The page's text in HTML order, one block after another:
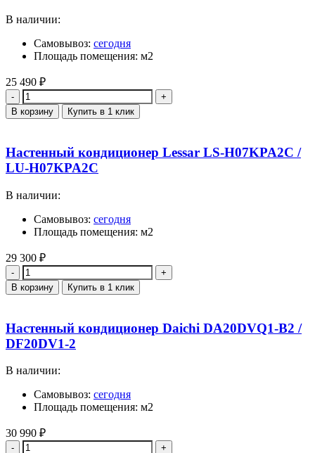
В наличии:
Самовывоз: сегодня
Площадь помещения: м2
25 490 ₽
Количество
В корзину Купить в 1 клик
Настенный кондиционер Lessar LS-H07KPA2C /
LU-H07KPA2C
В наличии:
Самовывоз: сегодня
Площадь помещения: м2
29 300 ₽
Количество
В корзину Купить в 1 клик
Настенный кондиционер Daichi DA20DVQ1-B2 /
DF20DV1-2
В наличии:
Самовывоз: сегодня
Площадь помещения: м2
30 990 ₽
Количество